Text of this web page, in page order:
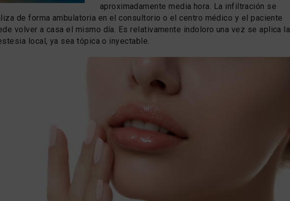
aproximadamente media hora. La infiltración se
de forma ambulatoria en el consultorio o el centro médico y el paciente
volver a casa el mismo día. Es relativamente indoloro una vez se aplica la
local, ya sea tópica o inyectable.